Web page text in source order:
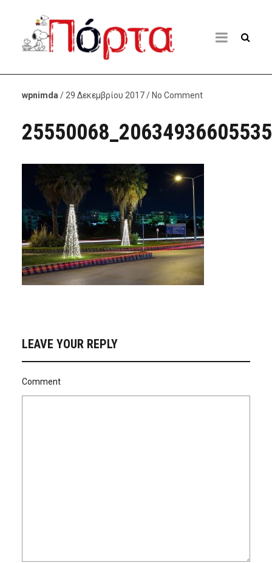
wpnimda / 29 Δεκεμβρίου 2017 / No Comment
LEAVE YOUR REPLY
Comment